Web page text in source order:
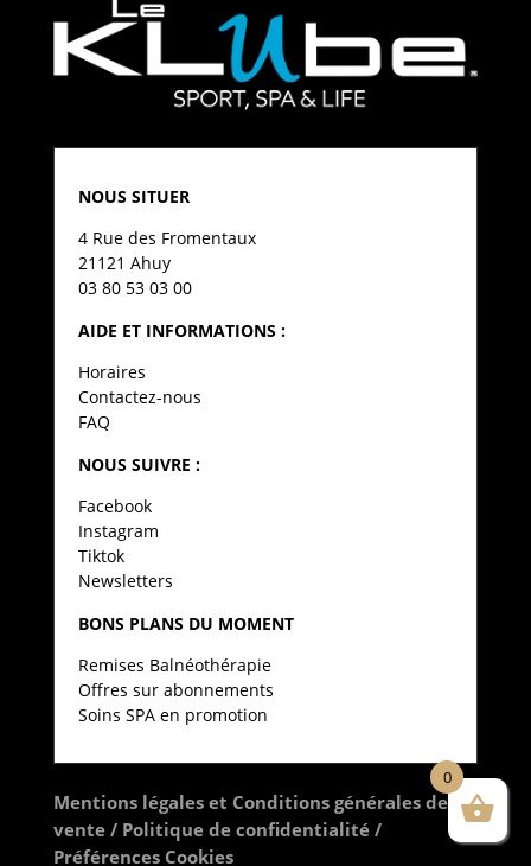
NOUS SITUER
4 Rue des Fromentaux
21121 Ahuy
03 80 53 03 00
AIDE ET INFORMATIONS :
Horaires
Contactez-nous
FAQ
NOUS SUIVRE :
Facebook
Instagram
Tiktok
Newsletters
BONS PLANS DU MOMENT
Remises Balnéothérapie
Offres sur abonnements
Soins SPA en promotion
Mentions légales et Conditions générales de
vente/ Politique de confidentialité/
Préférences Cookies
0